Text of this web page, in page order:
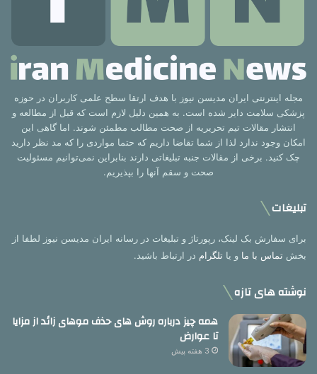
مجله اینترنتی ایران مدیسن نیوز با هدف ارتقا سطح علمی کاربران در حوزه
پزشکی سلامت دایر شده است. به همین دلیل لازم است که قبل از مطالعه و
انتشار مقالات تیم تحریریه از صحت مطالب مطمئن شوند. اما گاهی این
امکان وجود ندارد لذا از شما تقاضا داریم که حتما مواردی را که مد نظر دارید
چک کنید. برخی از مقالات جنبه تبلیغاتی دارند بنابراین نمی‌توانیم مسئولیت
صحت و سقم آنها را بپذیریم.
تبلیغات
برای سفارش بک لینک، رپورتاژ و تبلیغات در رسانه ایران مدیسن نیوز لطفا از
بخش تماس با ما و یا تلگرام در ارتباط باشید.
نوشته های تازه
همه چیز درباره روش های حذف موهای زائد از مزایا
تا عوارض
3 هفته پیش